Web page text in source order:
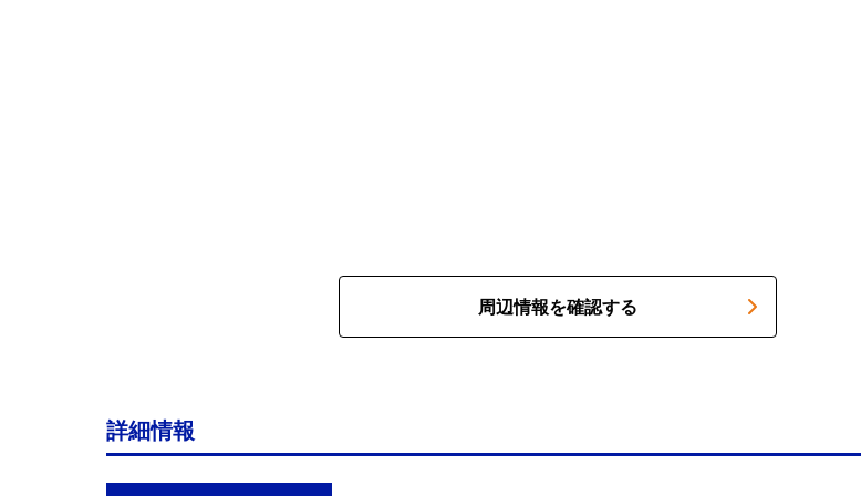
周辺情報を確認する
詳細情報